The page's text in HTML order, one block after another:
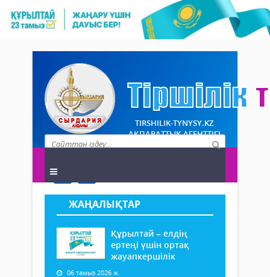
TIRSHILIK-TYNYSY.KZ
АҚПАРАТТЫҚ АГЕНТТІГІ
ЖАҢАЛЫҚТАР
Құрылтай – елдің
ертеңі үшін ортақ
жауапкершілік
06 тамыз 2026 ж.